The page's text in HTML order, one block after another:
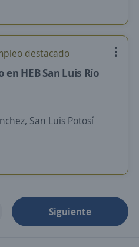
destacado
HEB San Luis Río
San Luis Potosí
Siguiente